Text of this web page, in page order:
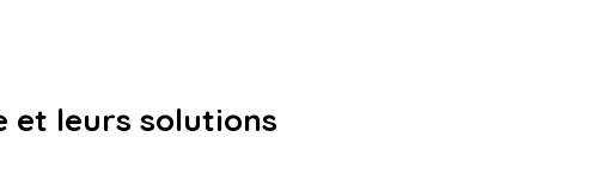
et leurs solutions